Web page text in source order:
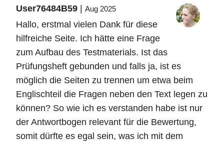
User76484B59 Aug 2025
Hallo, erstmal vielen Dank für diese
hilfreiche Seite. Ich hätte eine Frage
zum Aufbau des Testmaterials. Ist das
Prüfungsheft gebunden und falls ja, ist es
möglich die Seiten zu trennen um etwa beim
Englischteil die Fragen neben den Text legen zu
können? So wie ich es verstanden habe ist nur
der Antwortbogen relevant für die Bewertung,
somit dürfte es egal sein, was ich mit dem